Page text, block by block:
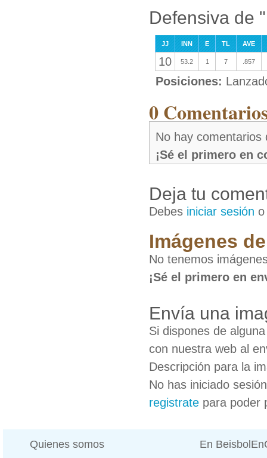
Defensiva de
JJ INN E TL AVE
10 53.2 1 7 .857
Posiciones:
0
No hay comentarios
¡Sé el primero en
Deja tu
Debes iniciar sesión
Imágenes
No tenemos
¡Sé el primero en
Envía una
Si dispones de
con nuestra web al
Descripción para la
No has iniciado
registrate para poder
Quienes somos En